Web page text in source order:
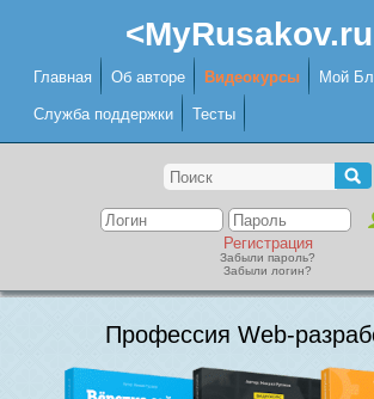
Главная Об авторе Видеокурсы Мой
Служба поддержки Тесты
Регистрация
Забыли пароль?
Забыли логин?
Профессия Web-